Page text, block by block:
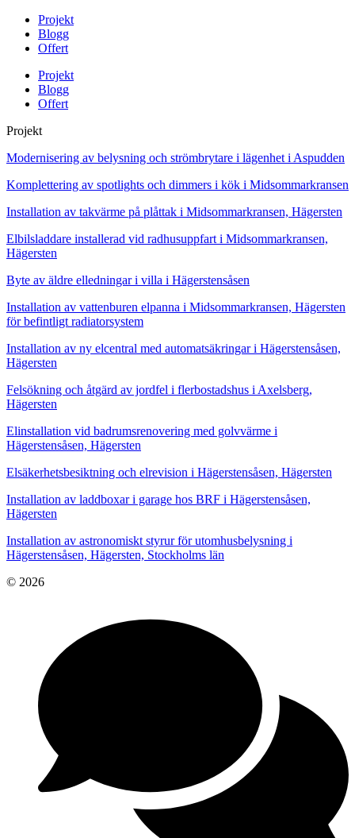
Projekt
Blogg
Offert
Projekt
Blogg
Offert
Projekt
Modernisering av belysning och strömbrytare i lägenhet i Aspudden
Komplettering av spotlights och dimmers i kök i Midsommarkransen
Installation av takvärme på plåttak i Midsommarkransen, Hägersten
Elbilsladdare installerad vid radhusuppfart i Midsommarkransen,
Hägersten
Byte av äldre elledningar i villa i Hägerstensåsen
Installation av vattenburen elpanna i Midsommarkransen, Hägersten
för befintligt radiatorsystem
Installation av ny elcentral med automatsäkringar i Hägerstensåsen,
Hägersten
Felsökning och åtgärd av jordfel i flerbostadshus i Axelsberg,
Hägersten
Elinstallation vid badrumsrenovering med golvvärme i
Hägerstensåsen, Hägersten
Elsäkerhetsbesiktning och elrevision i Hägerstensåsen, Hägersten
Installation av laddboxar i garage hos BRF i Hägerstensåsen,
Hägersten
Installation av astronomiskt styrur för utomhusbelysning i
Hägerstensåsen, Hägersten, Stockholms län
© 2026